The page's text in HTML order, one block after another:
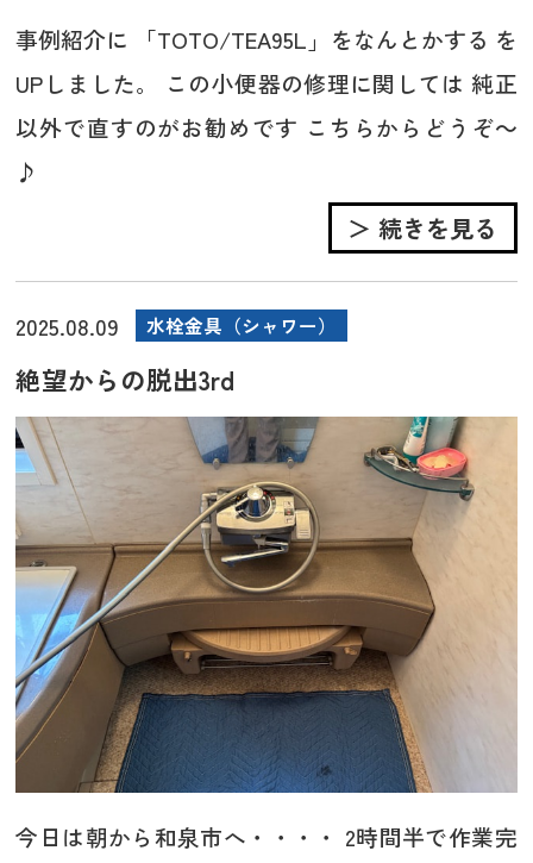
事例紹介に 「TOTO/TEA95L」をなんとかする を
UPしました。 この小便器の修理に関しては 純正
以外で直すのがお勧めです こちらからどうぞ～
♪
＞ 続きを見る
2025.08.09 水栓金具（シャワー）
絶望からの脱出3rd
今日は朝から和泉市へ・・・・ 2時間半で作業完